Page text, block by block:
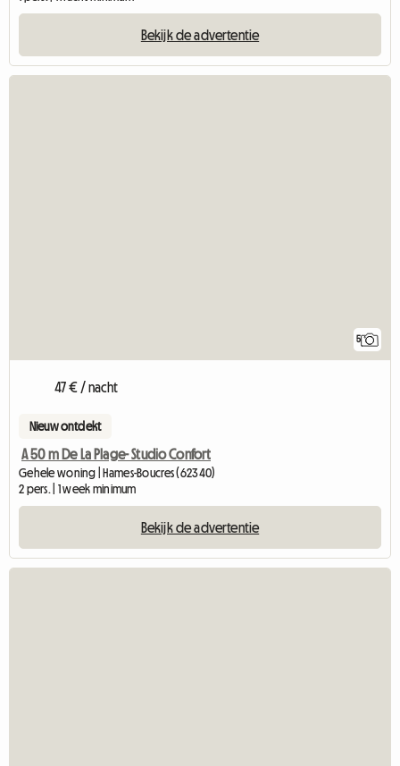
Bekijk de advertentie
5
47 € / nacht
Nieuw ontdekt
A 50 m De La Plage- Studio Confort
Gehele woning | Hames-Boucres (62340)
2 pers. | 1 week minimum
Bekijk de advertentie